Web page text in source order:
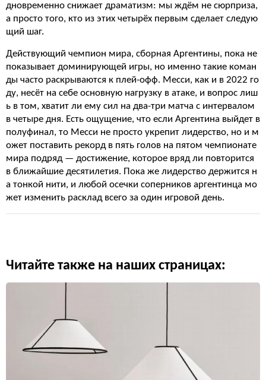
дновременно снижает драматизм: мы ждём не сюрприза,
а просто того, кто из этих четырёх первым сделает следую
щий шаг.
Действующий чемпион мира, сборная Аргентины, пока не
показывает доминирующей игры, но именно такие коман
ды часто раскрываются к плей-офф. Месси, как и в 2022 го
ду, несёт на себе основную нагрузку в атаке, и вопрос лиш
ь в том, хватит ли ему сил на два-три матча с интервалом
в четыре дня. Есть ощущение, что если Аргентина выйдет в
полуфинал, то Месси не просто укрепит лидерство, но и м
ожет поставить рекорд в пять голов на пятом чемпионате
мира подряд — достижение, которое вряд ли повторится
в ближайшие десятилетия. Пока же лидерство держится н
а тонкой нити, и любой осечки соперников аргентинца мо
жет изменить расклад всего за один игровой день.
Читайте также на наших страницах: